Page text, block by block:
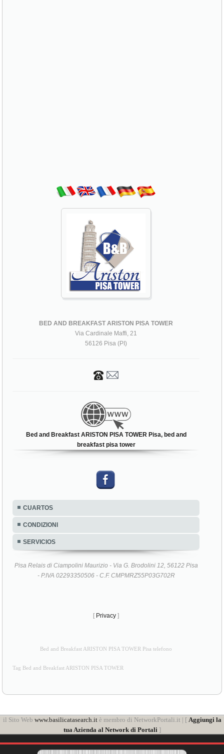
BED AND BREAKFAST ARISTON PISA TOWER
Via Cardinale Maffi, 21
56126 Pisa (PI)
Bed and Breakfast ARISTON PISA TOWER Pisa, bed and
breakfast pisa tower
CUARTOS
CONDIZIONI
SERVICIOS
Pisa Relais di Ciampolini Maurizio - Via G. Brodolini 12, 56122 Pisa
- P.IVA 02293350506 - C.F. CMPMRZ55P03G702R
[ Privacy ]
Bed and Breakfast ARISTON PISA TOWER Pisa telefono
Tag Bed and Breakfast ARISTON PISA TOWER
il Sito Web www.basilicatasearch.itè membro di NetworkPortali.it | [ Aggiungi la
tua Azienda al Network di Portali ]